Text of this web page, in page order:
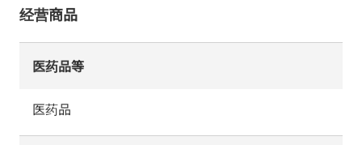
经营商品
医药品等
医药品